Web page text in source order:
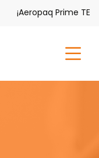
¡Aeropaq Prime TE DA